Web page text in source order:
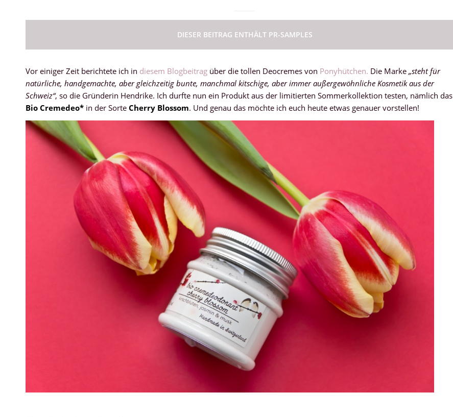
DIESER BEITRAG ENTHÄLT PR-SAMPLES
Vor einiger Zeit berichtete ich in diesem Blogbeitrag über die tollen Deocremes von Ponyhütchen. Die Marke „steht für
natürliche, handgemachte, aber gleichzeitig bunte, manchmal kitschige, aber immer außergewöhnliche Kosmetik aus der
Schweiz“, so die Gründerin Hendrike. Ich durfte nun ein Produkt aus der limitierten Sommerkollektion testen, nämlich das
Bio Cremedeo* in der Sorte Cherry Blossom. Und genau das möchte ich euch heute etwas genauer vorstellen!